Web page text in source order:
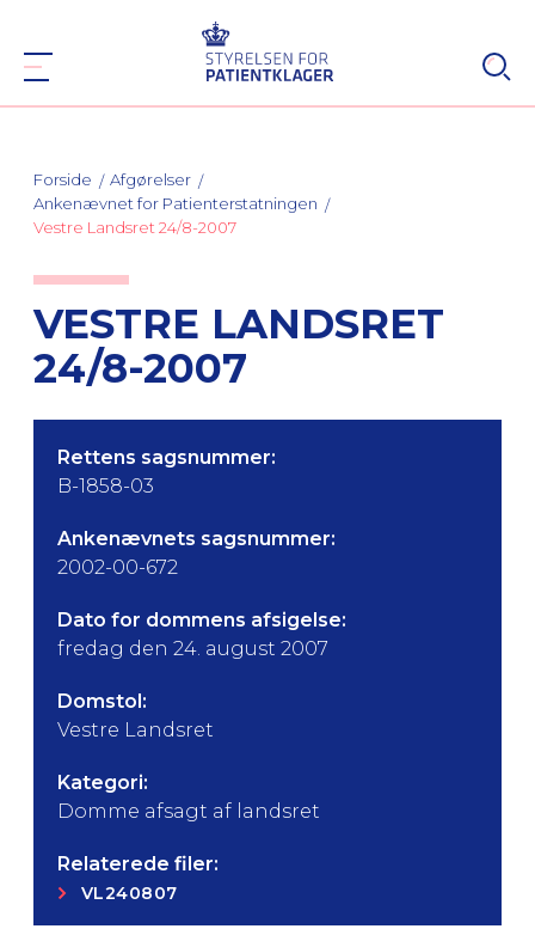
Forside
Afgørelser
Ankenævnet for Patienterstatningen
Vestre Landsret 24/8-2007
VESTRE LANDSRET
24/8-2007
Rettens sagsnummer:
B-1858-03
Ankenævnets sagsnummer:
2002-00-672
Dato for dommens afsigelse:
fredag den 24. august 2007
Domstol:
Vestre Landsret
Kategori:
Domme afsagt af landsret
Relaterede filer:
VL240807